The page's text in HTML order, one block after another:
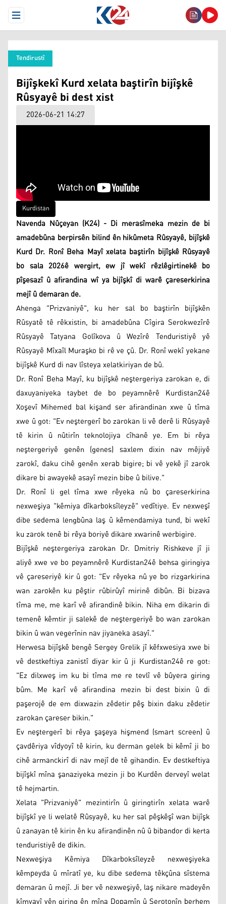
Open Menu
Tendirustî
Bijîşkekî Kurd xelata baştirîn bijîşkê
Rûsyayê bi dest xist
2026-06-21 14:27
Kurdistan
Navenda Nûçeyan (K24) - Di merasîmeka mezin de bi
amadebûna berpirsên bilind ên hikûmeta Rûsyayê, bijîşkê
Kurd Dr. Ronî Beha Mayî xelata baştirîn bijîşkê Rûsyayê
bo sala 2026ê wergirt, ew jî wekî rêzlêgirtinekê bo
pîşesazî û afirandina wî ya bijîşkî di warê çareserkirina
mejî û demaran de.
Ahenga "Prizvaniyê", ku her sal bo baştirîn bijîşkên
Rûsyatê tê rêkxistin, bi amadebûna Cîgira Serokwezîrê
Rûsyayê Tatyana Golîkova û Wezîrê Tenduristiyê yê
Rûsyayê Mîxaîl Muraşko bi rê ve çû. Dr. Ronî wekî yekane
bijîşkê Kurd di nav lîsteya xelatkiriyan de bû.
Dr. Ronî Beha Mayî, ku bijîşkê neştergeriya zarokan e, di
daxuyaniyeka taybet de bo peyamnêrê Kurdistan24ê
Xoşevî Mihemed bal kişand ser afirandinan xwe û tîma
xwe û got: "Ev neştergerî bo zarokan li vê derê li Rûsyayê
tê kirin û nûtirîn teknolojiya cîhanê ye. Em bi rêya
neştergeriyê genên (genes) saxlem dixin nav mêjiyê
zarokî, daku cihê genên xerab bigire; bi vê yekê jî zarok
dikare bi awayekê asayî mezin bibe û bilive."
Dr. Ronî li gel tîma xwe rêyeka nû bo çareserkirina
nexweşiya "kêmiya dîkarboksîleyzê" vedîtiye. Ev nexweşî
dibe sedema lengbûna laş û kêmendamiya tund, bi wekî
ku zarok tenê bi rêya boriyê dikare xwarinê werbigire.
Bijîşkê neştergeriya zarokan Dr. Dmitriy Rishkeve jî ji
aliyê xwe ve bo peyamnêrê Kurdistan24ê behsa giringiya
vê çareseriyê kir û got: "Ev rêyeka nû ye bo rizgarkirina
wan zarokên ku pêştir rûbirûyî mirinê dibûn. Bi bizava
tîma me, me karî vê afirandinê bikin. Niha em dikarin di
temenê kêmtir ji salekê de neştergeriyê bo wan zarokan
bikin û wan vegerînin nav jiyaneka asayî."
Herwesa bijîşkê bengê Sergey Grelik jî kêfxwesiya xwe bi
vê destkeftiya zanistî diyar kir û ji Kurdistan24ê re got:
"Ez dilxweş im ku bi tîma me re tevlî vê bûyera giring
bûm. Me karî vê afirandina mezin bi dest bixin û di
paşerojê de em dixwazin zêdetir pêş bixin daku zêdetir
zarokan çareser bikin."
Ev neştergerî bi rêya şaşeya hişmend (smart screen) û
çavdêriya vîdyoyî tê kirin, ku derman gelek bi kêmî ji bo
cihê armanckirî di nav mejî de tê gihandin. Ev destkeftiya
bijîşkî mîna şanaziyeka mezin ji bo Kurdên derveyî welat
tê hejmartin.
Xelata "Prizvaniyê" mezintirîn û giringtirîn xelata warê
bijîşkî ye li welatê Rûsyayê, ku her sal pêşkêşî wan bijîşk
û zanayan tê kirin ên ku afirandinên nû û bibandor di kerta
tenduristiyê de dikin.
Nexweşiya Kêmiya Dîkarboksîleyzê nexweşiyeka
kêmpeyda û mîratî ye, ku dibe sedema têkçûna sîstema
demaran û mejî. Ji ber vê nexweşiyê, laş nikare madeyên